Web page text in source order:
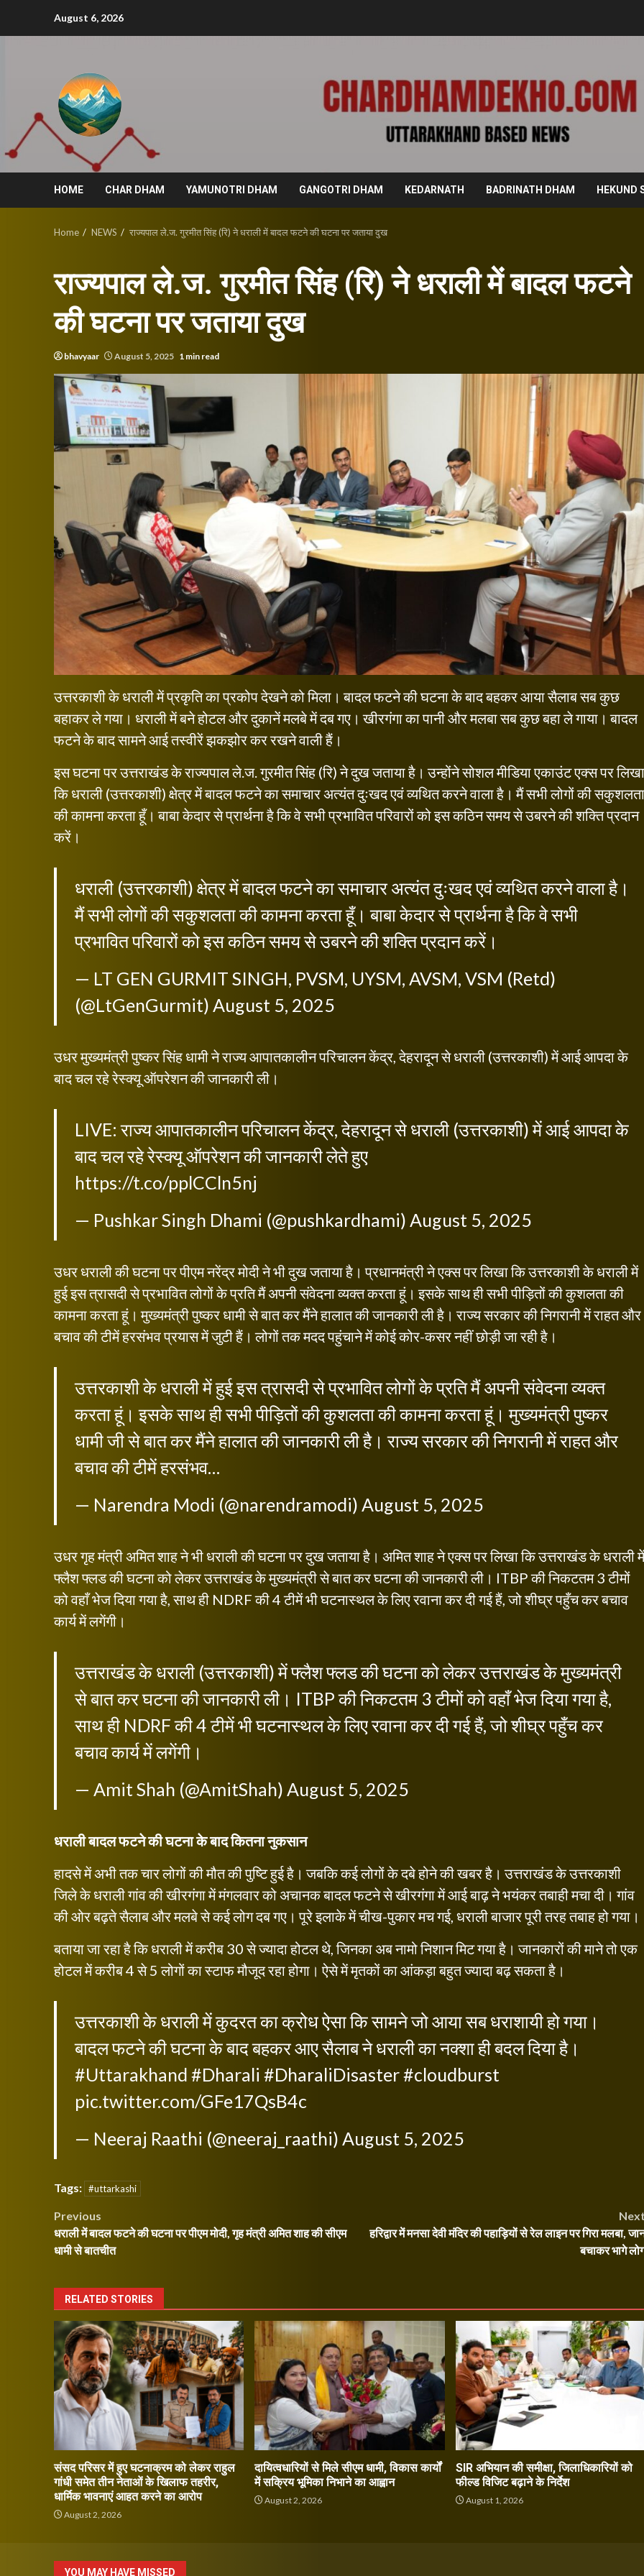
August 6, 2026
HOME CHAR DHAM YAMUNOTRI DHAM GANGOTRI DHAM KEDARNATH BADRINATH DHAM HEKUND
Home NEWS राज्यपाल ले.ज. गुरमीत सिंह (रि) ने धराली में बादल फटने की घटना पर जताया दुख
राज्यपाल ले.ज. गुरमीत सिंह (रि) ने धराली में बादल फटने
की घटना पर जताया दुख
bhavyaar August 5, 2025 1 min read
उत्तरकाशी के धराली में प्रकृति का प्रकोप देखने को मिला। बादल फटने की घटना के बाद बहकर आया सैलाब सब कुछ
बहाकर ले गया। धराली में बने होटल और दुकानें मलबे में दब गए। खीरगंगा का पानी और मलबा सब कुछ बहा ले गाया। बादल
फटने के बाद सामने आई तस्वीरें झकझोर कर रखने वाली हैं।
इस घटना पर उत्तराखंड के राज्यपाल ले.ज. गुरमीत सिंह (रि) ने दुख जताया है। उन्होंने सोशल मीडिया एकाउंट एक्स पर लिखा
कि धराली (उत्तरकाशी) क्षेत्र में बादल फटने का समाचार अत्यंत दुःखद एवं व्यथित करने वाला है। मैं सभी लोगों की सकुशलता
की कामना करता हूँ। बाबा केदार से प्रार्थना है कि वे सभी प्रभावित परिवारों को इस कठिन समय से उबरने की शक्ति प्रदान
करें।
धराली (उत्तरकाशी) क्षेत्र में बादल फटने का समाचार अत्यंत दुःखद एवं व्यथित करने वाला है।
मैं सभी लोगों की सकुशलता की कामना करता हूँ। बाबा केदार से प्रार्थना है कि वे सभी
प्रभावित परिवारों को इस कठिन समय से उबरने की शक्ति प्रदान करें।
— LT GEN GURMIT SINGH, PVSM, UYSM, AVSM, VSM (Retd)
(@LtGenGurmit) August 5, 2025
उधर मुख्यमंत्री पुष्कर सिंह धामी ने राज्य आपातकालीन परिचालन केंद्र, देहरादून से धराली (उत्तरकाशी) में आई आपदा के
बाद चल रहे रेस्क्यू ऑपरेशन की जानकारी ली।
LIVE: राज्य आपातकालीन परिचालन केंद्र, देहरादून से धराली (उत्तरकाशी) में आई आपदा के
बाद चल रहे रेस्क्यू ऑपरेशन की जानकारी लेते हुए
https://t.co/pplCCln5nj
— Pushkar Singh Dhami (@pushkardhami) August 5, 2025
उधर धराली की घटना पर पीएम नरेंद्र मोदी ने भी दुख जताया है। प्रधानमंत्री ने एक्स पर लिखा कि उत्तरकाशी के धराली में
हुई इस त्रासदी से प्रभावित लोगों के प्रति मैं अपनी संवेदना व्यक्त करता हूं। इसके साथ ही सभी पीड़ितों की कुशलता की
कामना करता हूं। मुख्यमंत्री पुष्कर धामी से बात कर मैंने हालात की जानकारी ली है। राज्य सरकार की निगरानी में राहत और
बचाव की टीमें हरसंभव प्रयास में जुटी हैं। लोगों तक मदद पहुंचाने में कोई कोर-कसर नहीं छोड़ी जा रही है।
उत्तरकाशी के धराली में हुई इस त्रासदी से प्रभावित लोगों के प्रति मैं अपनी संवेदना व्यक्त
करता हूं। इसके साथ ही सभी पीड़ितों की कुशलता की कामना करता हूं। मुख्यमंत्री पुष्कर
धामी जी से बात कर मैंने हालात की जानकारी ली है। राज्य सरकार की निगरानी में राहत और
बचाव की टीमें हरसंभव…
— Narendra Modi (@narendramodi) August 5, 2025
उधर गृह मंत्री अमित शाह ने भी धराली की घटना पर दुख जताया है। अमित शाह ने एक्स पर लिखा कि उत्तराखंड के धराली में
फ्लैश फ्लड की घटना को लेकर उत्तराखंड के मुख्यमंत्री से बात कर घटना की जानकारी ली। ITBP की निकटतम 3 टीमों
को वहाँ भेज दिया गया है, साथ ही NDRF की 4 टीमें भी घटनास्थल के लिए रवाना कर दी गई हैं, जो शीघ्र पहुँच कर बचाव
कार्य में लगेंगी।
उत्तराखंड के धराली (उत्तरकाशी) में फ्लैश फ्लड की घटना को लेकर उत्तराखंड के मुख्यमंत्री
से बात कर घटना की जानकारी ली। ITBP की निकटतम 3 टीमों को वहाँ भेज दिया गया है,
साथ ही NDRF की 4 टीमें भी घटनास्थल के लिए रवाना कर दी गई हैं, जो शीघ्र पहुँच कर
बचाव कार्य में लगेंगी।
— Amit Shah (@AmitShah) August 5, 2025
धराली बादल फटने की घटना के बाद कितना नुकसान
हादसे में अभी तक चार लोगों की मौत की पुष्टि हुई है। जबकि कई लोगों के दबे होने की खबर है। उत्तराखंड के उत्तरकाशी
जिले के धराली गांव की खीरगंगा में मंगलवार को अचानक बादल फटने से खीरगंगा में आई बाढ़ ने भयंकर तबाही मचा दी। गांव
की ओर बढ़ते सैलाब और मलबे से कई लोग दब गए। पूरे इलाके में चीख-पुकार मच गई, धराली बाजार पूरी तरह तबाह हो गया।
बताया जा रहा है कि धराली में करीब 30 से ज्यादा होटल थे, जिनका अब नामो निशान मिट गया है। जानकारों की माने तो एक
होटल में करीब 4 से 5 लोगों का स्टाफ मौजूद रहा होगा। ऐसे में मृतकों का आंकड़ा बहुत ज्यादा बढ़ सकता है।
उत्तरकाशी के धराली में कुदरत का क्रोध ऐसा कि सामने जो आया सब धराशायी हो गया।
बादल फटने की घटना के बाद बहकर आए सैलाब ने धराली का नक्शा ही बदल दिया है।
#Uttarakhand #Dharali #DharaliDisaster#cloudburst
pic.twitter.com/GFe17QsB4c
— Neeraj Raathi (@neeraj_raathi) August 5, 2025
Tags: #uttarkashi
Post
navigation
Previous
धराली में बादल फटने की घटना पर पीएम मोदी, गृह मंत्री अमित शाह की सीएम
धामी से बातचीत
हरिद्वार में मनसा देवी मंदिर की पहाड़ियों से रेल लाइन पर गिरा मलबा,
बचाकर भागे
RELATED STORIES
संसद परिसर में हुए घटनाक्रम को लेकर राहुल
गांधी समेत तीन नेताओं के खिलाफ तहरीर,
धार्मिक भावनाएं आहत करने का आरोप
August 2, 2026
दायित्वधारियों से मिले सीएम धामी, विकास कार्यों
में सक्रिय भूमिका निभाने का आह्वान
August 2, 2026
SIR अभियान की समीक्षा, जिलाधिकारियों को
फील्ड विजिट बढ़ाने के निर्देश
August 1, 2026
YOU MAY HAVE MISSED